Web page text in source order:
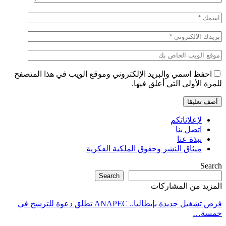
احفظ اسمي والبريد الإلكتروني وموقع الويب في هذا المتصفح
الأولى التي أعلق فيها.
لإعلاناتكم
اتصل بنا
نبذة عنا
ميثاق النشر وحقوق الملكية الفكرية
Search
من المشاركات
فرص تشغيل جديدة بإيطاليا.. ANAPEC تطلق دعوة للترشح في